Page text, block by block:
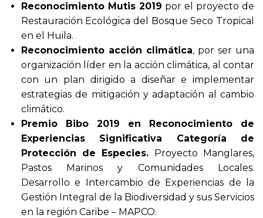
Reconocimiento Mutis 2019 por el proyecto de
Restauración Ecológica del Bosque Seco Tropical
en el Huila.
Reconocimiento acción climática, por ser una
organización líder en la acción climática, al contar
con un plan dirigido a diseñar e implementar
estrategias de mitigación y adaptación al cambio
climático.
Premio Bibo 2019 en Reconocimiento de
Experiencias Significativa Categoría de
Protección de Especies. Proyecto Manglares,
Pastos Marinos y Comunidades Locales.
Desarrollo e Intercambio de Experiencias de la
Gestión Integral de la Biodiversidad y sus Servicios
en la región Caribe – MAPCO.